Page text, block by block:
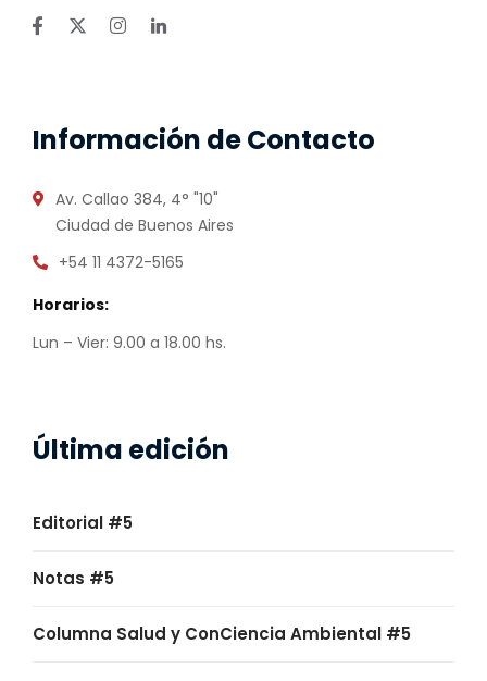
Información de Contacto
Av. Callao 384, 4° "10"
Ciudad de Buenos Aires
+54 11 4372-5165
Horarios:
Lun – Vier: 9.00 a 18.00 hs.
Última edición
Editorial #5
Notas #5
Columna Salud y ConCiencia Ambiental #5